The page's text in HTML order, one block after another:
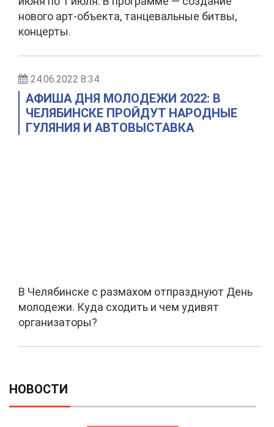
нового арт-объекта, танцевальные битвы,
концерты.
24.06.2022 8:34
АФИША ДНЯ МОЛОДЕЖИ 2022: В
ЧЕЛЯБИНСКЕ ПРОЙДУТ НАРОДНЫЕ
ГУЛЯНИЯ И АВТОВЫСТАВКА
В Челябинске с размахом отпразднуют День
молодежи. Куда сходить и чем удивят
организаторы?
НОВОСТИ